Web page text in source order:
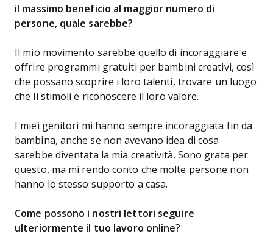
il massimo beneficio al maggior numero di
persone, quale sarebbe?
Il mio movimento sarebbe quello di incoraggiare e
offrire programmi gratuiti per bambini creativi, così
che possano scoprire i loro talenti, trovare un luogo
che li stimoli e riconoscere il loro valore.
I miei genitori mi hanno sempre incoraggiata fin da
bambina, anche se non avevano idea di cosa
sarebbe diventata la mia creatività. Sono grata per
questo, ma mi rendo conto che molte persone non
hanno lo stesso supporto a casa.
Come possono i nostri lettori seguire
ulteriormente il tuo lavoro online?